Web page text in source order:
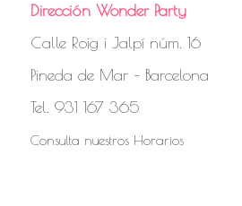
Dirección Wonder Party
Calle Roig i Jalpí núm. 16
Pineda de Mar – Barcelona
Tel. 931 167 365
Consulta nuestros Horarios